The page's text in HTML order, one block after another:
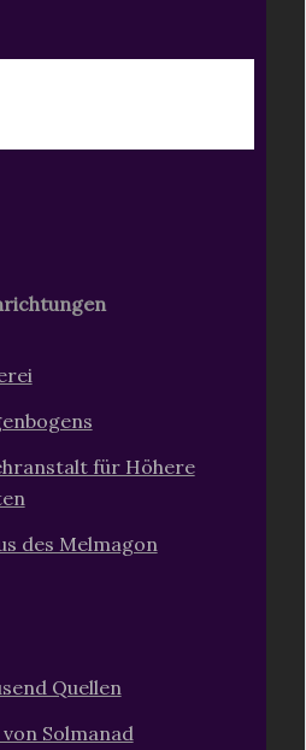
für Höhere
des Melmagon
Quellen
Solmanad